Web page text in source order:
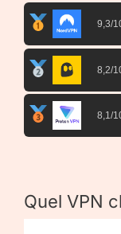
9,3/
8,2/
8,1/
Quel VPN